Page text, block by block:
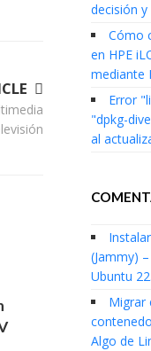
decisión
Cómo
en HPE
mediante
Error
"dpkg-
al
(Jammy)
Ubuntu
Migrar
Algo de